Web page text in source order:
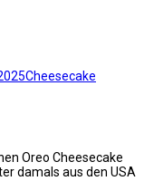
Cheesecake
Oreo Cheesecake
damals aus den USA